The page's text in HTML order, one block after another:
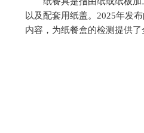
以及配套用纸盖。2025年发
内容，为纸餐盒的检测提供